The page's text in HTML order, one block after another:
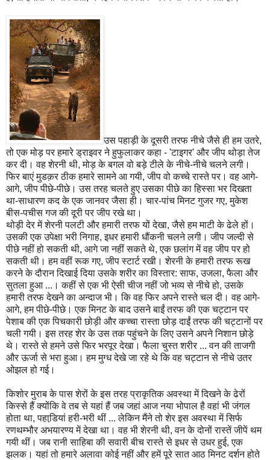
उस पहाड़ी के दूसरी तरफ नीचे जैसे ही हम उतरे,
तो एक मोड़ पर हमारे ड्राइवर ने हुफुलाकर कहा - 'टाइगर' और जीप थोड़ा तेज
कर दी। वह शेरनी थी, मोड़ के बगल वो बड़े टीले के नीचे-नीचे चलने लगी।
फिर बाएं मुडक़र ठीक हमारे सामने आ गयी, जीप वो कच्चे रास्ते पर। वह आगे-
आगे, जीप पीछे-पीछे। उस तरह चलते हुए उसका पीछे का हिस्सा भर दिखता
था-साधारण कद के एक जानवर जैसा ही। चार-पांच मिनट गुजर गए, मुकेश
बीस-पचीस गज की दूरी पर जीप रखे था।
थोड़ी देर में शेरनी पलटी और हमारी तरफ यों देखा, जैसे हम माटी के ढेले हों।
उसकी एक उपेक्षा भरी निगाह, इधर हमारी धौंकनी चलने लगी। जीप जल्दी से
पीछे नहीं हो सकती थी, आगे जा नहीं सकते थे, एक छलांग में वह जीप पर हो
सकती थी। हम वहीं रूक गए, जीप स्टार्ट रखी। शेरनी के हमारी तरफ रूख
करने के दौरान दिखाई दिया उसके शरीर का विस्तार: साफ, उजला, फैला और
सुतला हुआ ...। कहीं से एक भी ऐसी चीज नहीं जो भव्य से नीचे हो, उसके
हमारी तरफ देखने का अन्दाज भी। कि वह फिर अपने रास्ते चल दी। वह आगे-
आगे, हम पीछे-पीछे। एक मिनट के बाद उसने बाईं तरफ की एक चट्टान पर
पेशाब की एक पिचकारी छोड़ी और कच्चा रास्ता छोड़ दाईं तरफ की चट्टानों पर
चली गयी। इस तरह शेर के उस तक पहुंचने के लिए उसने अपने निशान छोड़े
थे। रास्ते से हमने उसे फिर भरपूर देखा। फैला चुस्त शरीर ... वन की ताजगी
और ऊर्जा से भरा हुआ। हम मुग्ध देखे जा रहे थे कि वह चट्टान से नीचे उतर
ओझल हो गई।
किशोर मुराब के पास शेरों के इस तरह प्राकृतिक अवस्था में दिखने के ढेरों
किस्से हैं क्योंकि वे तब से यहां हैं जब जहां आज नया भोपाल है वहां भी जंगल
होता था, पहाडि़यां हरी-भरी थीं ... लेकिन मैंने तो शेर इस अवस्था में सिर्फ
रणथम्भौर अभयारण्य में देखा था। वह भी शेरनी थी, वन के दोनों रास्तें जीपें थम
गयी थीं। जब रानी साहिबा की सवारी बीच रास्ते से इधर से उधर हुई, एक
झलक। यहां तो हमारे अलावा कोई नहीं और हमें पूरे सात आठ मिनट दर्शन होते